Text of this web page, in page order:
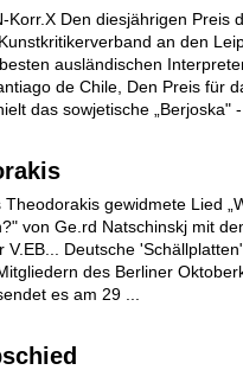
Korr.X Den diesjährigen Preis
an den
ausländischen
de Chile, Den Preis für
das sowjetische „Berjoska"
Theodorakis gewidmete Lied
von Ge.rd Natschinskj mit
V.EB... Deutsche
des Berliner
es am 29 ...